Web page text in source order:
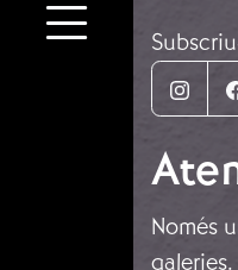
Només
galeries.